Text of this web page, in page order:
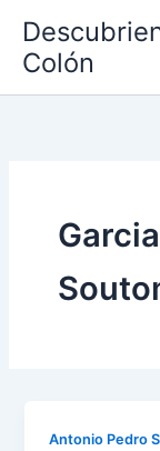
contenido
Colón
Antonio Pedro